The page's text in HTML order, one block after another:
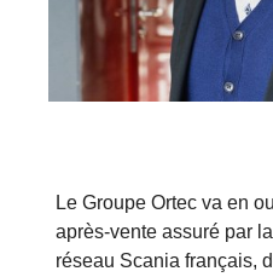
Le Groupe Ortec va en
après-vente assuré par
réseau Scania français,